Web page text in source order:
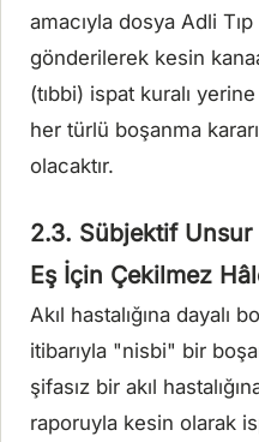
amacıyla dosya Adli
gönderilerek kesin
(tıbbi) ispat kuralı
her türlü boşanma
olacaktır.
2.3. Sübjektif Unsur
Eş İçin Çekilmez
Akıl hastalığına dayalı
itibarıyla "nisbi" bir
şifasız bir akıl
raporuyla kesin olarak